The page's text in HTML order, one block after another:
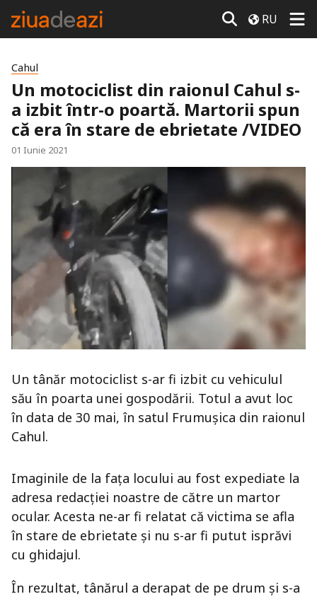
RU
Cahul
Un motociclist din raionul Cahul s-
a izbit într-o poartă. Martorii spun
că era în stare de ebrietate /VIDEO
01 Iunie 2021
Un tânăr motociclist s-ar fi izbit cu vehiculul
său în poarta unei gospodării. Totul a avut loc
în data de 30 mai, în satul Frumușica din raionul
Cahul.
Imaginile de la fața locului au fost expediate la
adresa redacției noastre de către un martor
ocular. Acesta ne-ar fi relatat că victima se afla
în stare de ebrietate și nu s-ar fi putut isprăvi
cu ghidajul.
În rezultat, tânărul a derapat de pe drum și s-a